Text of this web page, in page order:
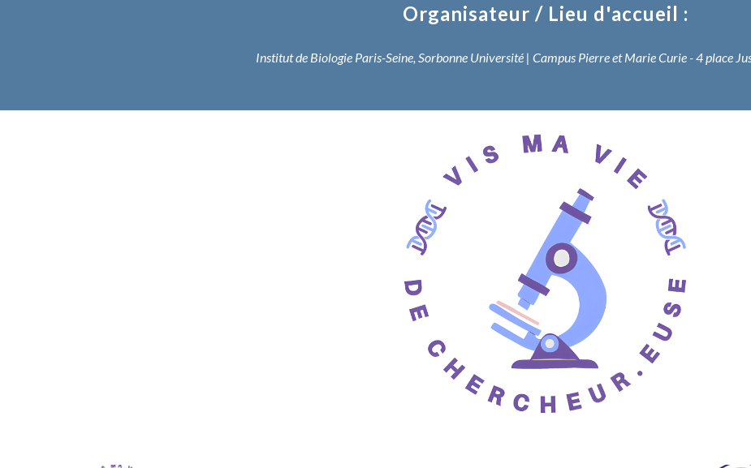
Organisateur / Lieu d'accueil :
Institut de Biologie Paris-Seine, Sorbonne Université | Campus Pierre et Marie Curie - 4 place